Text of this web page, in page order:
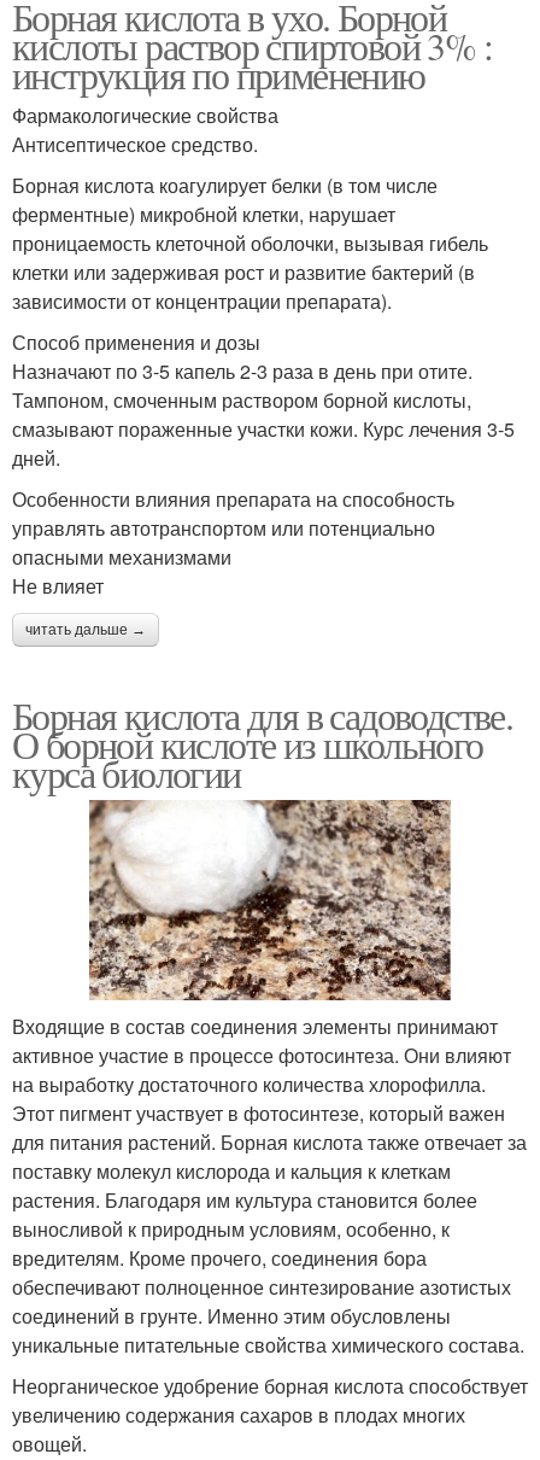
Борная кислота в ухо. Борной
кислоты раствор спиртовой 3% :
инструкция по применению
Фармакологические свойства
Антисептическое средство.
Борная кислота коагулирует белки (в том числе
ферментные) микробной клетки, нарушает
проницаемость клеточной оболочки, вызывая гибель
клетки или задерживая рост и развитие бактерий (в
зависимости от концентрации препарата).
Способ применения и дозы
Назначают по 3-5 капель 2-3 раза в день при отите.
Тампоном, смоченным раствором борной кислоты,
смазывают пораженные участки кожи. Курс лечения 3-5
дней.
Особенности влияния препарата на способность
управлять автотранспортом или потенциально
опасными механизмами
Не влияет
читать дальше →
Борная кислота для в садоводстве.
О борной кислоте из школьного
курса биологии
Входящие в состав соединения элементы принимают
активное участие в процессе фотосинтеза. Они влияют
на выработку достаточного количества хлорофилла.
Этот пигмент участвует в фотосинтезе, который важен
для питания растений. Борная кислота также отвечает за
поставку молекул кислорода и кальция к клеткам
растения. Благодаря им культура становится более
выносливой к природным условиям, особенно, к
вредителям. Кроме прочего, соединения бора
обеспечивают полноценное синтезирование азотистых
соединений в грунте. Именно этим обусловлены
уникальные питательные свойства химического состава.
Неорганическое удобрение борная кислота способствует
увеличению содержания сахаров в плодах многих
овощей.